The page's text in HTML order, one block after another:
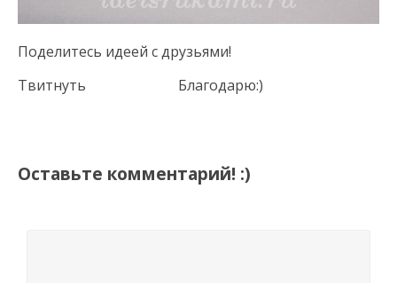
Поделитесь идеей с друзьями!
Твитнуть
Благодарю:)
Оставьте комментарий! :)